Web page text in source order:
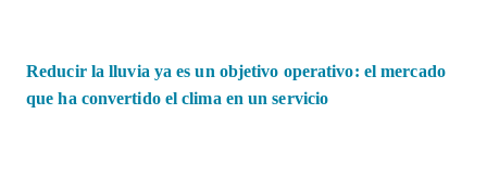
Reducir la lluvia ya es un objetivo operativo: el mercado
que ha convertido el clima en un servicio